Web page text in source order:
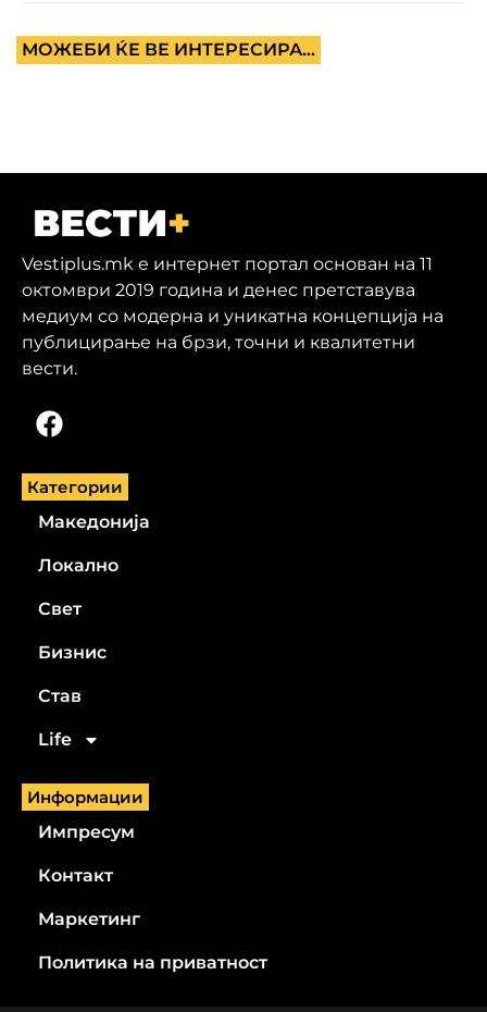
МОЖЕБИ ЌЕ ВЕ ИНТЕРЕСИРА...
Vestiplus.mk е интернет портал основан на 11
октомври 2019 година и денес претставува
медиум со модерна и уникатна концепција на
публицирање на брзи, точни и квалитетни
вести.
Категории
Македонија
Локално
Свет
Бизнис
Став
Life
Информации
Импресум
Контакт
Маркетинг
Политика на приватност